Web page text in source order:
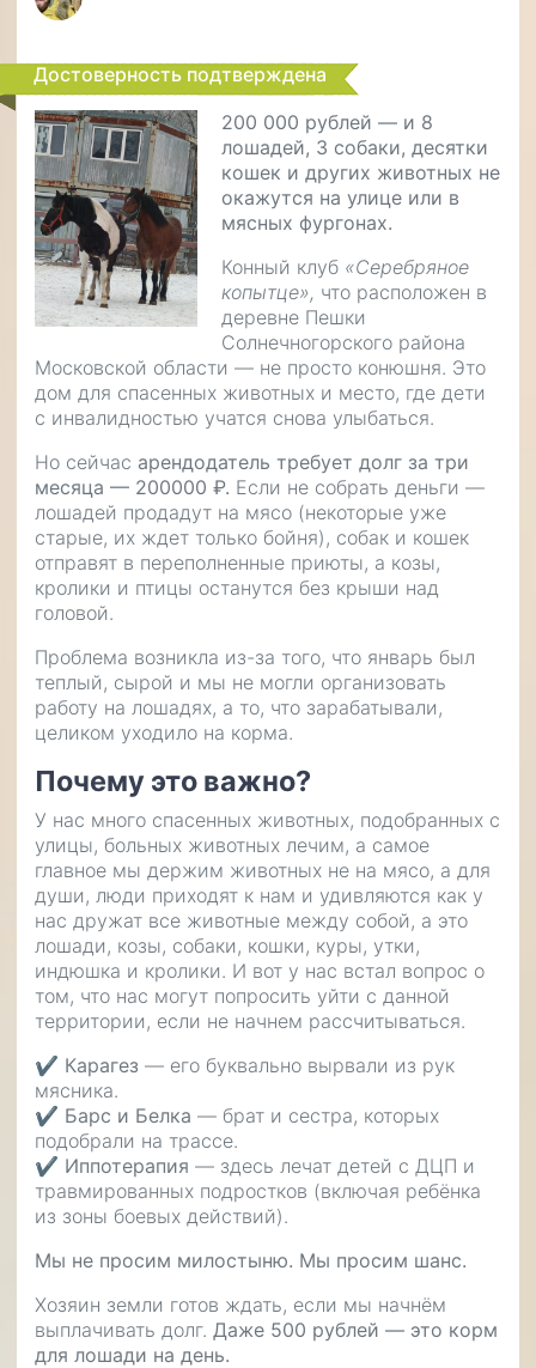
Достоверность подтверждена
200 000 рублей — и 8
лошадей, 3 собаки, десятки
кошек и других животных не
окажутся на улице или в
мясных фургонах.
Конный клуб «Серебряное
копытце», что расположен в
деревне Пешки
Солнечногорского района
Московской области — не просто конюшня. Это
дом для спасенных животных и место, где дети
с инвалидностью учатся снова улыбаться.
Но сейчас арендодатель требует долг за три
месяца — 200000 ₽. Если не собрать деньги —
лошадей продадут на мясо (некоторые уже
старые, их ждет только бойня), собак и кошек
отправят в переполненные приюты, а козы,
кролики и птицы останутся без крыши над
головой.
Проблема возникла из-за того, что январь был
теплый, сырой и мы не могли организовать
работу на лошадях, а то, что зарабатывали,
целиком уходило на корма.
Почему это важно?
У нас много спасенных животных, подобранных с
улицы, больных животных лечим, а самое
главное мы держим животных не на мясо, а для
души, люди приходят к нам и удивляются как у
нас дружат все животные между собой, а это
лошади, козы, собаки, кошки, куры, утки,
индюшка и кролики. И вот у нас встал вопрос о
том, что нас могут попросить уйти с данной
территории, если не начнем рассчитываться.
✔ Карагез — его буквально вырвали из рук
мясника.
✔ Барс и Белка — брат и сестра, которых
подобрали на трассе.
✔ Иппотерапия — здесь лечат детей с ДЦП и
травмированных подростков (включая ребёнка
из зоны боевых действий).
Мы не просим милостыню. Мы просим шанс.
Хозяин земли готов ждать, если мы начнём
выплачивать долг. Даже 500 рублей — это корм
для лошади на день.